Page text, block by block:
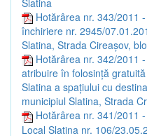
Hotărârea nr. 343/2011
închiriere nr. 2945/
Slatina, Strada Cireaşov,
Hotărârea nr. 342/2011
atribuire în folosinţă
Slatina a spaţiului cu
municipiul Slatina, Strada
Hotărârea nr. 341/2011
Local Slatina nr. 106/